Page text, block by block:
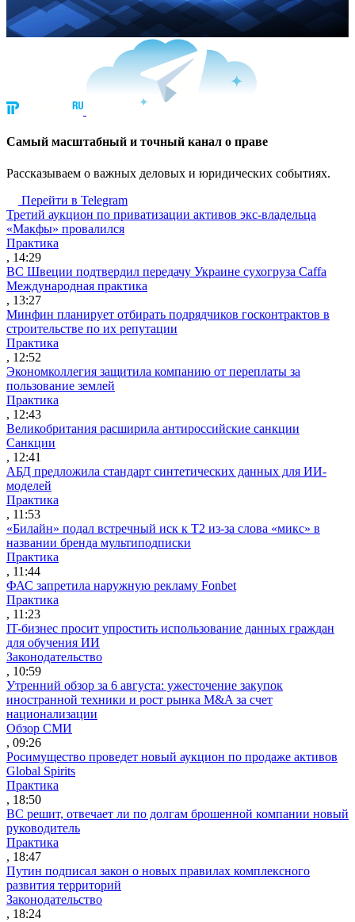
Cамый масштабный и точный канал о праве
Рассказываем о важных деловых и юридических событиях.
Перейти в Telegram
Третий аукцион по приватизации активов экс-владельца
«Макфы» провалился
Практика
, 14:29
ВС Швеции подтвердил передачу Украине сухогруза Caffa
Международная практика
, 13:27
Минфин планирует отбирать подрядчиков госконтрактов в
строительстве по их репутации
Практика
, 12:52
Экономколлегия защитила компанию от переплаты за
пользование землей
Практика
, 12:43
Великобритания расширила антироссийские санкции
Санкции
, 12:41
АБД предложила стандарт синтетических данных для ИИ-
моделей
Практика
, 11:53
«Билайн» подал встречный иск к Т2 из-за слова «микс» в
названии бренда мультиподписки
Практика
, 11:44
ФАС запретила наружную рекламу Fonbet
Практика
, 11:23
IT-бизнес просит упростить использование данных граждан
для обучения ИИ
Законодательство
, 10:59
Утренний обзор за 6 августа: ужесточение закупок
иностранной техники и рост рынка M&A за счет
национализации
Обзор СМИ
, 09:26
Росимущество проведет новый аукцион по продаже активов
Global Spirits
Практика
, 18:50
ВС решит, отвечает ли по долгам брошенной компании новый
руководитель
Практика
, 18:47
Путин подписал закон о новых правилах комплексного
развития территорий
Законодательство
, 18:24